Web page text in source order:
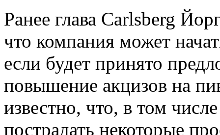
Ранее глава Carlsberg
что компания может
если будет принято
повышение акцизов на
известно, что, в том
пострадать некоторые